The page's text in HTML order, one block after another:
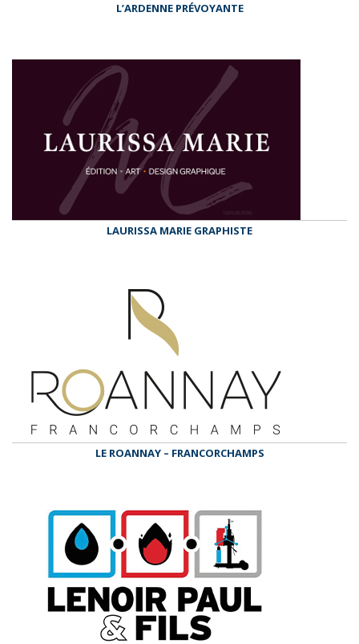
L’ARDENNE PRÉVOYANTE
LAURISSA MARIE GRAPHISTE
LE ROANNAY – FRANCORCHAMPS